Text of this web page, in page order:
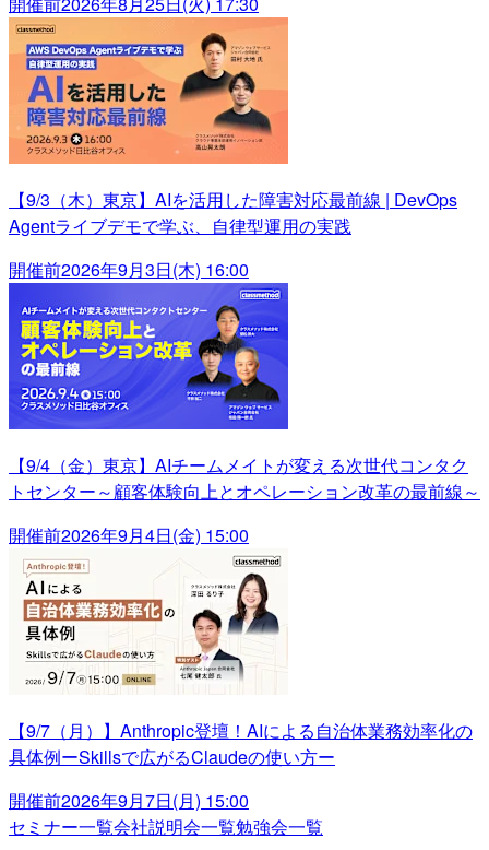
【9/3（木）東京】AIを活用した障害対応最前線 | DevOps
Agentライブデモで学ぶ、自律型運用の実践
開催前2026年9月3日(木) 16:00
【9/4（金）東京】AIチームメイトが変える次世代コンタク
トセンター～顧客体験向上とオペレーション改革の最前線～
開催前2026年9月4日(金) 15:00
【9/7（月）】Anthropic登壇！AIによる自治体業務効率化の
具体例ーSkillsで広がるClaudeの使い方ー
開催前2026年9月7日(月) 15:00
セミナー一覧会社説明会一覧勉強会一覧